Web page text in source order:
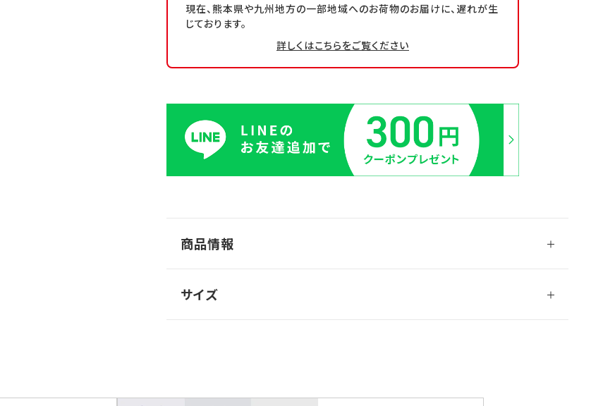
現在、熊本県や九州地方の一部地域へのお荷物のお届けに、遅れが生
じております。
詳しくはこちらをご覧ください
商品情報
サイズ